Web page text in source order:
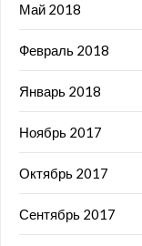
Май 2018
Февраль 2018
Январь 2018
Ноябрь 2017
Октябрь 2017
Сентябрь 2017